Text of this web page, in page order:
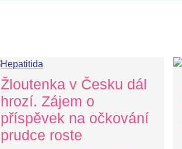
Žloutenka v Česku dál
hrozí. Zájem o
příspěvek na očkování
prudce roste